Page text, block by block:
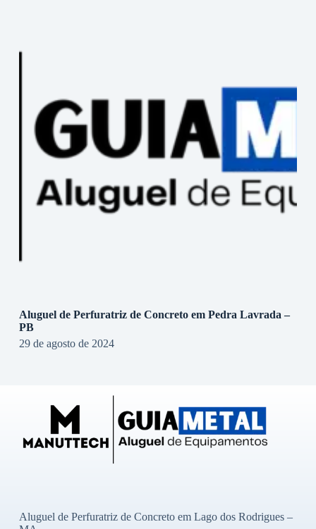
Aluguel de Perfuratriz de Concreto em Pedra Lavrada –
PB
29 de agosto de 2024
Aluguel de Perfuratriz de Concreto em Lago dos Rodrigues –